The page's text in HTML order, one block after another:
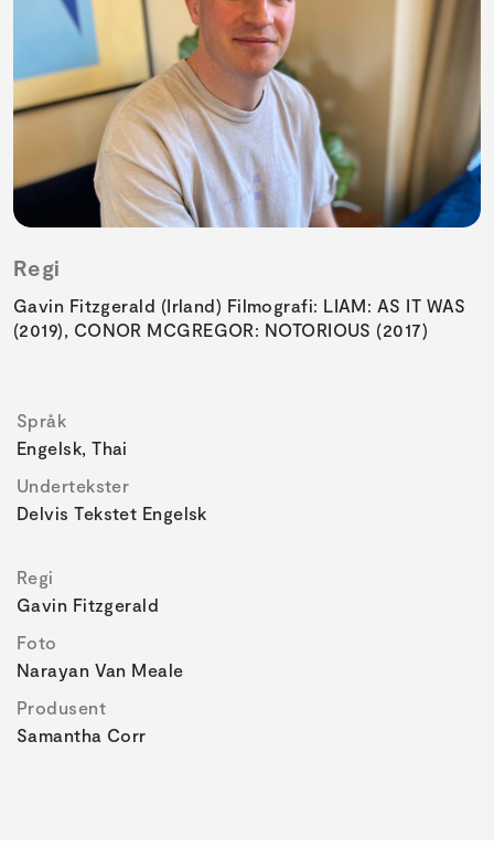
Regi
Gavin Fitzgerald (Irland) Filmografi: LIAM: AS IT WAS
(2019), CONOR MCGREGOR: NOTORIOUS (2017)
Språk
Engelsk, Thai
Undertekster
Delvis Tekstet Engelsk
Regi
Gavin Fitzgerald
Foto
Narayan Van Meale
Produsent
Samantha Corr